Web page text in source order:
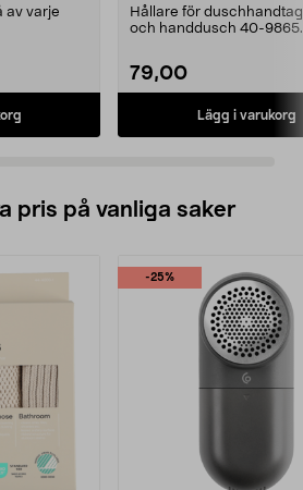
av varje
Hållare för
och handdusch 40-
79,00
Lägg i varukorg
pris på vanliga saker
-25%